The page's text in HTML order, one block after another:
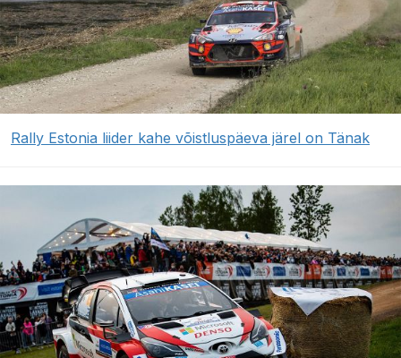
Rally Estonia liider kahe võistluspäeva järel on Tänak